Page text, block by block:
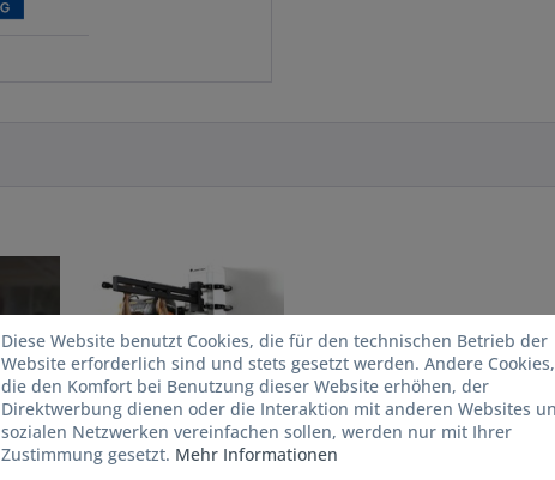
Diese Website benutzt Cookies, die für den technischen Betrieb der
Website erforderlich sind und stets gesetzt werden. Andere Cookies,
die den Komfort bei Benutzung dieser Website erhöhen, der
Direktwerbung dienen oder die Interaktion mit anderen Websites
sozialen Netzwerken vereinfachen sollen, werden nur mit Ihrer
Zustimmung gesetzt. Mehr Informationen